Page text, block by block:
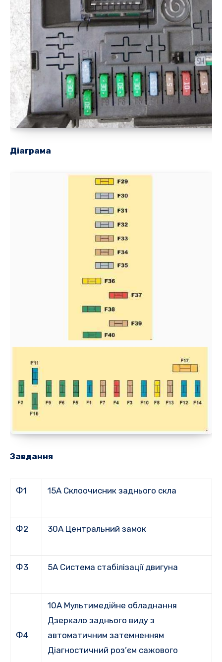
Діаграма
Завдання
Ф1 15A Склоочисник заднього скла
Ф2 30A Центральний замок
Ф3 5A Система стабілізації двигуна
Ф4
10A Мультимедійне обладнання
Дзеркало заднього виду з
автоматичним затемненням
Діагностичний роз’єм сажового